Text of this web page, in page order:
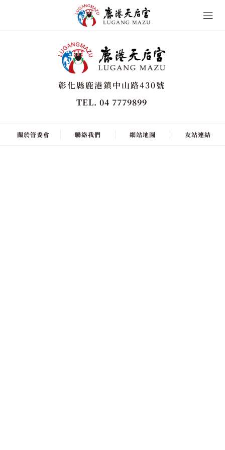
彰化縣鹿港鎮中山路430號
TEL. 04 7779899
關於管委會 聯絡我們 網站地圖 友站連結